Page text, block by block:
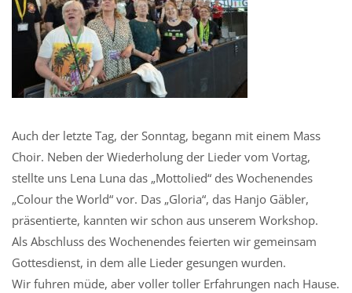
Auch der letzte Tag, der Sonntag, begann mit einem Mass
Choir. Neben der Wiederholung der Lieder vom Vortag,
stellte uns Lena Luna das „Mottolied“ des Wochenendes
„Colour the World“ vor. Das „Gloria“, das Hanjo Gäbler,
präsentierte, kannten wir schon aus unserem Workshop.
Als Abschluss des Wochenendes feierten wir gemeinsam
Gottesdienst, in dem alle Lieder gesungen wurden.
Wir fuhren müde, aber voller toller Erfahrungen nach Hause.